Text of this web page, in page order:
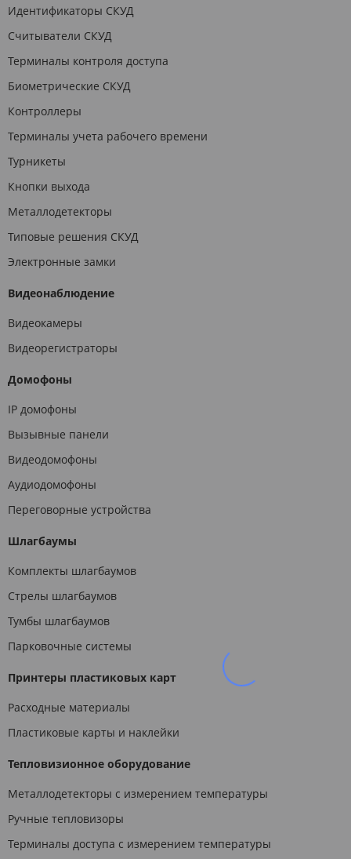
Идентификаторы СКУД
Считыватели СКУД
Терминалы контроля доступа
Биометрические СКУД
Контроллеры
Терминалы учета рабочего времени
Турникеты
Кнопки выхода
Металлодетекторы
Типовые решения СКУД
Электронные замки
Видеонаблюдение
Видеокамеры
Видеорегистраторы
Домофоны
IP домофоны
Вызывные панели
Видеодомофоны
Аудиодомофоны
Переговорные устройства
Шлагбаумы
Комплекты шлагбаумов
Стрелы шлагбаумов
Тумбы шлагбаумов
Парковочные системы
Принтеры пластиковых карт
Расходные материалы
Пластиковые карты и наклейки
Тепловизионное оборудование
Металлодетекторы с измерением температуры
Ручные тепловизоры
Терминалы доступа с измерением температуры